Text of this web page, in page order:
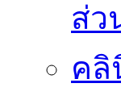
ส่ว
คลิ